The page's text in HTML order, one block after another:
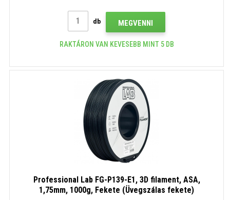
db MEGVENNI
RAKTÁRON VAN KEVESEBB MINT 5 DB
Professional Lab FG-P139-E1, 3D filament, ASA,
1,75mm, 1000g, Fekete (Üvegszálas fekete)